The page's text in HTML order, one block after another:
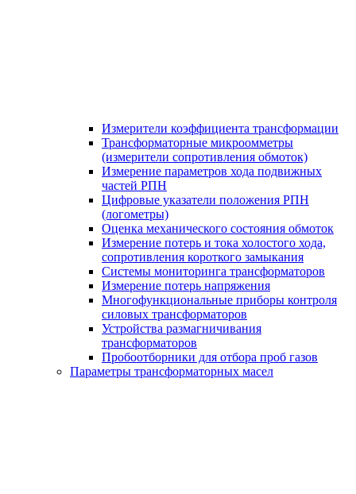
Измерители коэффициента трансформации
Трансформаторные микроомметры
(измерители сопротивления обмоток)
Измерение параметров хода подвижных
частей РПН
Цифровые указатели положения РПН
(логометры)
Оценка механического состояния обмоток
Измерение потерь и тока холостого хода,
сопротивления короткого замыкания
Системы мониторинга трансформаторов
Измерение потерь напряжения
Многофункциональные приборы контроля
силовых трансформаторов
Устройства размагничивания
трансформаторов
Пробоотборники для отбора проб газов
Параметры трансформаторных масел